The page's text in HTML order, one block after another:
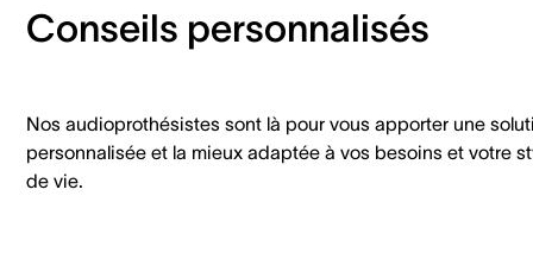
Conseils personnalisés
Nos audioprothésistes sont là pour vous apporter une
personnalisée et la mieux adaptée à vos besoins et votre
de vie.